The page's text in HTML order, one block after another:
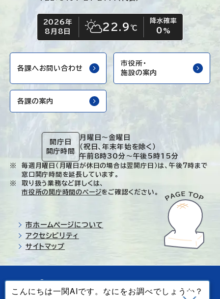
今日の日付
2026年
8月8日
今日の天気
晴れ時々くもり
22.9 ℃
降水確率
0 %
各課へお問い合わせ
市役所・
施設の案内
各課の案内
開庁日
開庁時間
月曜日～金曜日
（祝日、年末年始を除く）
午前8時30分～午後5時15分
毎週月曜日（月曜日が休日の場合は翌開庁日）は、午後7時まで
窓口開庁時間を延長しています。
取り扱う業務など詳しくは、
市役所の開庁時間のページをご確認ください。
市ホームページについて
アクセシビリティ
サイトマップ
当ホームページで使用しているすべてのデータの